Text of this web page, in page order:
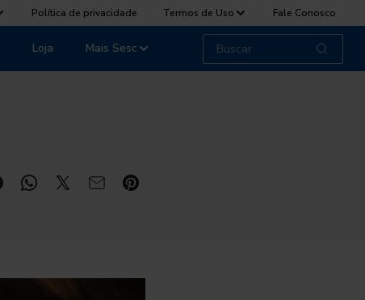
Política de privacidade Termos de Uso Fale Conosco
Loja Mais Sesc